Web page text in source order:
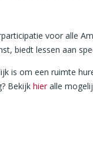
voor alle
biedt lessen aan
is om een ruimte
Bekijk hieralle